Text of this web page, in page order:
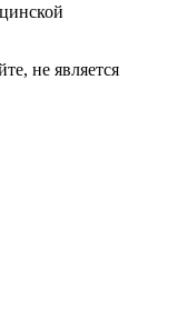
не является